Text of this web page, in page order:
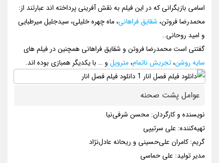
اسامی بازیگرانی که در این فیلم به نقش آفرینی پرداخته اند عبارتند از:
محمدرضا فروتن، شقایق فراهانی، ماه چهره خلیلی، سیدجلیل میرطبایی
و امید روحانی..
گفتنی است محمدرضا فروتن و شقایق فراهانی همچنین در فیلم های
سایه روشن،تجریش ناتمام،متروپل و … با یکدیگر همبازی بوده اند.
عوامل پشت صحنه
نویسنده و کارگردان: محسن شرفی‌نیا
تهیه‌کننده: علی سرتیپی
گریم: کامران علی‌حسینی و ریحانه عادل‌نژاد
مدیر تولید: علی حماسی